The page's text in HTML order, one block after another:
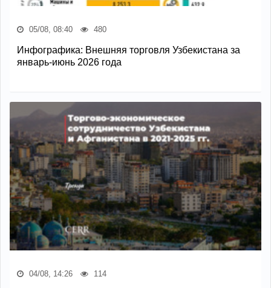
05/08, 08:40 480
Инфографика: Внешняя торговля Узбекистана за
январь-июнь 2026 года
04/08, 14:26 114